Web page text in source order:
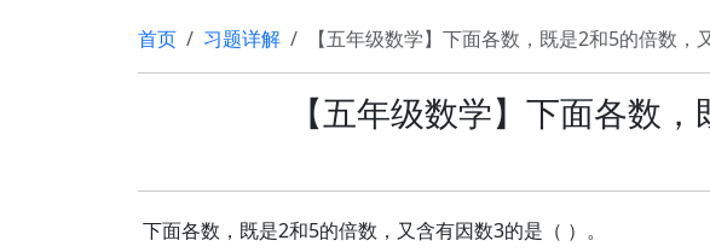
首页 习题详解 【五年级数学】下面各数，既是2和5的倍数，
【五年级数学】下面各数
下面各数，既是2和5的倍数，又含有因数3的是（ ）。